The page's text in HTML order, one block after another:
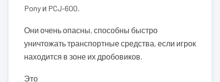
Pony и PCJ-600.
Они очень опасны, способны быстро
уничтожать транспортные средства, если игрок
находится в зоне их дробовиков.
Это